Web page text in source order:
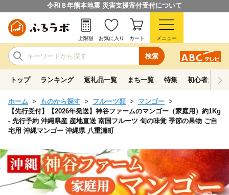
令和８年熊本地震 災害支援寄付受付について
検索
上限額 お気に入り カート メニュー
トップ ランキング 返礼品一覧 まち一覧 特集 初心者ガイド
ホーム ものから探す フルーツ類
マンゴー
【先行受付】【2026年発送】神谷ファームのマンゴー（家庭用）約1Kg
- 先行予約 沖縄県産 産地直送 南国フルーツ 旬の味覚 季節の果物 ご自
宅用 沖縄マンゴー 沖縄県 八重瀬町